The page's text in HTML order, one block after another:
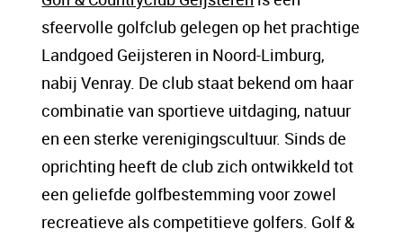
lorem dolor.
Een content hoofd tekst. Lorem ipsum dolor
sit amet, consectetur adipis cin elit. Nunc
purus libero, interdum sed blandit acp
retium facilisis turpis. Donec dictum neque
veloran tristique egestas nulla mollis dui
lorem dolor.
sfeervolle golfclub gelegen op het prachtige
Landgoed Geijsteren in Noord-Limburg,
nabij Venray. De club staat bekend om haar
combinatie van sportieve uitdaging, natuur
en een sterke verenigingscultuur. Sinds de
oprichting heeft de club zich ontwikkeld tot
een geliefde golfbestemming voor zowel
recreatieve als competitieve golfers. Golf &